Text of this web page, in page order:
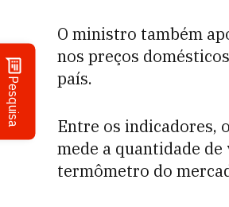
Pesquisa
O ministro também
nos preços
país.
Entre os indicadores,
mede a quantidade de
termômetro do